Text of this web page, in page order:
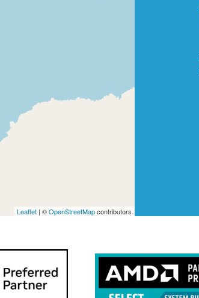
Leaflet | ©OpenStreetMapcontributors